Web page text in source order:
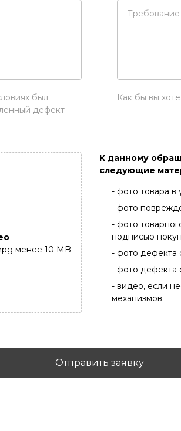
был
дефект
Как бы вы
менее 10 MB
К данному
следующие
- фото товара в
- фото
- фото
подписью
- фото дефекта
- фото дефекта
- видео, если
механизмов.
Отправить заявку